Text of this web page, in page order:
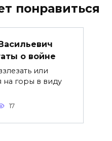
понравиться
о войне
или
на горы в виду
17